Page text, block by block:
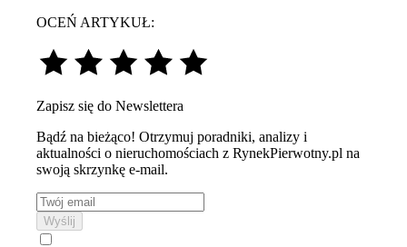
OCEŃ ARTYKUŁ:
Zapisz się do Newslettera
Bądź na bieżąco! Otrzymuj poradniki, analizy i
aktualności o nieruchomościach z RynekPierwotny.pl na
swoją skrzynkę e-mail.
Wyślij